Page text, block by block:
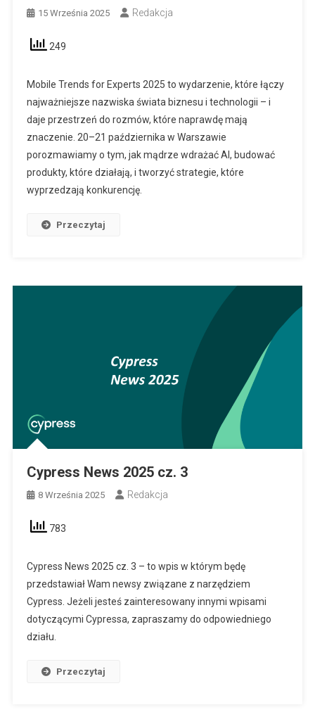
15 Września 2025 Redakcja
249
Mobile Trends for Experts 2025 to wydarzenie, które łączy
najważniejsze nazwiska świata biznesu i technologii – i
daje przestrzeń do rozmów, które naprawdę mają
znaczenie. 20–21 października w Warszawie
porozmawiamy o tym, jak mądrze wdrażać AI, budować
produkty, które działają, i tworzyć strategie, które
wyprzedzają konkurencję.
Przeczytaj
Cypress News 2025 cz. 3
8 Września 2025 Redakcja
783
Cypress News 2025 cz. 3 – to wpis w którym będę
przedstawiał Wam newsy związane z narzędziem
Cypress. Jeżeli jesteś zainteresowany innymi wpisami
dotyczącymi Cypressa, zapraszamy do odpowiedniego
działu.
Przeczytaj